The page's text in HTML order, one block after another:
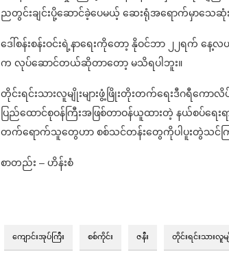
ညတွင်းချင်းပို့ဆောင်ခဲ့ပေမယ့် ဆေးရုံအရောက်မှာသေ
ဒေါ်စန်းစန်းဝင်းရဲ့နာရေးကိုတော့ နိုဝင်ဘာ ၂၂ရက်
က လုပ်ဆောင်တယ်ဆိုတာတော့ မသိရပါဘူး။
တိုင်းရင်းသားလူမျိုးများဖွံ့ဖြိုးတိုးတက်ရေးဒီဂရီကေ
ပြည်ထောင်စုဝန်ကြီးအဖြစ်တာဝန်ယူထားတဲ့ နယ်စပ်ရေး
တက်ရောက်သူတွေဟာ စစ်သင်တန်းတွေကိုပါပူးတွဲသင်ကြ
စာတည်း – ဟိန်းစံ
ကျောင်းအုပ်ကြီး စစ်ကိုင်း ဇနီး တိုင်းရင်းသားလူမ